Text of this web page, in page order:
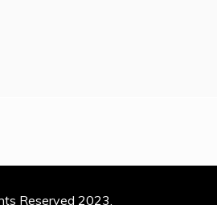
Reserved 2023.